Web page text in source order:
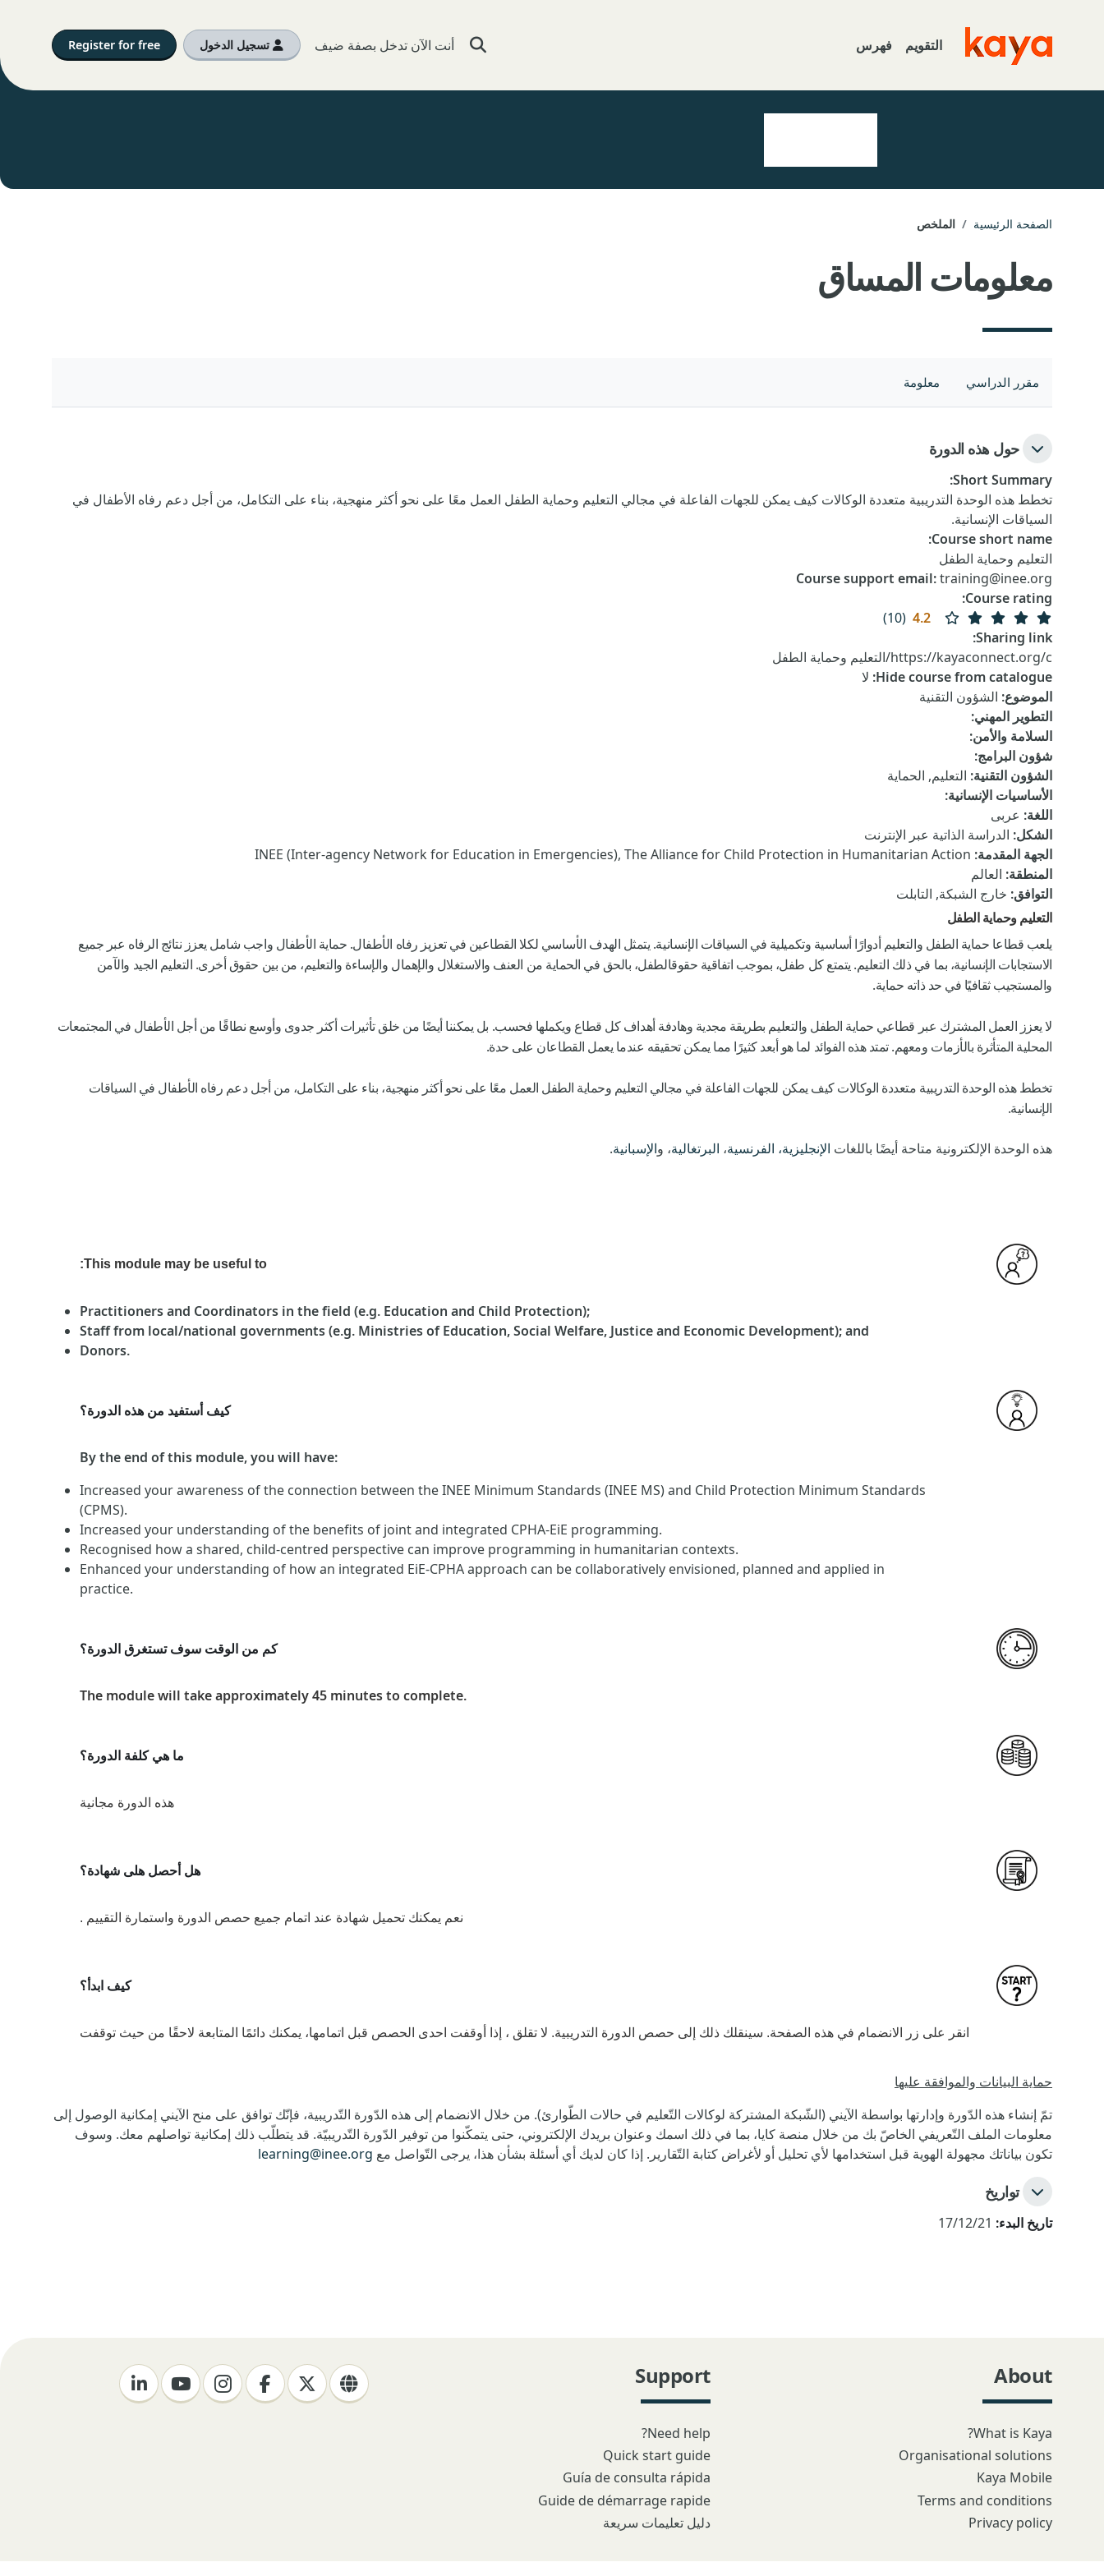
Go to home التقويم فهرس تبديل إدخال البحث
أنت الآن تدخل بصفة ضيف تسجيل الدخول Register for free
الصفحة الرئيسية الملخص
معلومات المساق
مقرر الدراسي معلومة
حول هذه الدورة
Short Summary
:
تخطط هذه الوحدة التدريبية متعددة الوكالات كيف يمكن للجهات الفاعلة في مجالي التعليم وحماية الطفل العمل معًا على نحو أكثر منهجية، بناء على التكامل، من أجل دعم رفاه الأطفال في
السياقات الإنسانية.
Course short name
:
التعليم وحماية الطفل
Course support email:training@inee.org
Course rating
:
4.2
(10)
Sharing link
:
https://kayaconnect.org/c/التعليم وحماية الطفل
Hide course from catalogue
: لا
الموضوع: الشؤون التقنية
التطوير المهني:
السلامة والأمن:
شؤون البرامج:
الشؤون التقنية: التعليم, الحماية
الأساسيات الإنسانية:
اللغة: عربى
الشكل: الدراسة الذاتية عبر الإنترنت
الجهة المقدمة:
INEE (Inter-agency Network for Education in Emergencies), The Alliance for Child Protection in Humanitarian Action
المنطقة: العالم
التوافق: خارج الشبكة, التابلت
التعليم وحماية الطفل
يلعب قطاعا حماية الطفل والتعليم أدوارًا أساسية وتكميلية في السياقات الإنسانية. يتمثل الهدف الأساسي لكلا القطاعين في تعزيز رفاه الأطفال. حماية الأطفال واجب شامل يعزز نتائج الرفاه عبر جميع
الاستجابات الإنسانية، بما في ذلك التعليم. يتمتع كل طفل، بموجب اتفاقية حقوقالطفل، بالحق في الحماية من العنف والاستغلال والإهمال والإساءة والتعليم، من بين حقوق أخرى. التعليم الجيد والآمن
والمستجيب ثقافيًا في حد ذاته حماية.
لا يعزز العمل المشترك عبر قطاعي حماية الطفل والتعليم بطريقة مجدية وهادفة أهداف كل قطاع ويكملها فحسب. بل يمكننا أيضًا من خلق تأثيرات أكثر جدوى وأوسع نطاقًا من أجل الأطفال في المجتمعات
المحلية المتأثرة بالأزمات ومعهم. تمتد هذه الفوائد لما هو أبعد كثيرًا مما يمكن تحقيقه عندما يعمل القطاعان على حدة.
تخطط هذه الوحدة التدريبية متعددة الوكالات كيف يمكن للجهات الفاعلة في مجالي التعليم وحماية الطفل العمل معًا على نحو أكثر منهجية، بناء على التكامل، من أجل دعم رفاه الأطفال في السياقات
الإنسانية.
هذه الوحدة الإلكترونية متاحة أيضًا باللغات الإنجليزية، الفرنسية، البرتغالية، والإسبانية.
This module may be useful to:
Practitioners and Coordinators in the field (e.g. Education and Child Protection);
Staff from local/national governments (e.g. Ministries of Education, Social Welfare, Justice and Economic Development); and
Donors.
كيف أستفيد من هذه الدورة؟
By the end of this module, you will have:
Increased your awareness of the connection between the INEE Minimum Standards (INEE MS) and Child Protection Minimum Standards
(CPMS).
Increased your understanding of the benefits of joint and integrated CPHA-EiE programming.
Recognised how a shared, child-centred perspective can improve programming in humanitarian contexts.
Enhanced your understanding of how an integrated EiE-CPHA approach can be collaboratively envisioned, planned and applied in
practice.
كم من الوقت سوف تستغرق الدورة؟
The module will take approximately 45 minutes to complete.
ما هي كلفة الدورة؟
هذه الدورة مجانية
هل أحصل هلى شهادة؟
نعم يمكنك تحميل شهادة عند اتمام جميع حصص الدورة واستمارة التقييم .
كيف ابدأ؟
انقر على زر الانضمام في هذه الصفحة. سينقلك ذلك إلى حصص الدورة التدريبية. لا تقلق ، إذا أوقفت احدى الحصص قبل اتمامها، يمكنك دائمًا المتابعة لاحقًا من حيث توقفت
حماية البيانات والموافقة عليها
تمّ إنشاء هذه الدّورة وإدارتها بواسطة الآيني (الشّبكة المشتركة لوكالات التّعليم في حالات الطّوارئ). من خلال الانضمام إلى هذه الدّورة التّدريبية، فإنّك توافق على منح الآيني إمكانية الوصول إلى
معلومات الملف التّعريفي الخاصّ بك من خلال منصة كايا، بما في ذلك اسمك وعنوان بريدك الإلكتروني، حتى يتمكّنوا من توفير الدّورة التّدريبيّة. قد يتطلّب ذلك إمكانية تواصلهم معك. وسوف
تكون بياناتك مجهولة الهوية قبل استخدامها لأي تحليل أو لأغراض كتابة التّقارير. إذا كان لديك أي أسئلة بشأن هذا، يرجى التّواصل مع learning@inee.org
تواريخ
تاريخ البدء:
About
What is Kaya?
Organisational solutions
Kaya Mobile
Terms and conditions
Privacy policy
Support
Need help?
Quick start guide
Guía de consulta rápida
Guide de démarrage rapide
دليل تعليمات سريعة